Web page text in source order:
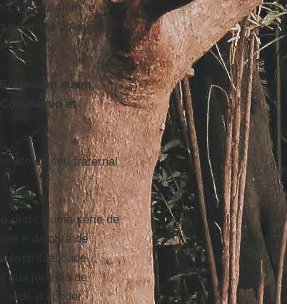
a Jerusalém, e,
visitou a América
Ecclesiam suam,
Communio et
do seu fraternal
dedica uma série de
e da obra de
espiritualidade
sua jornada de
sede do poder